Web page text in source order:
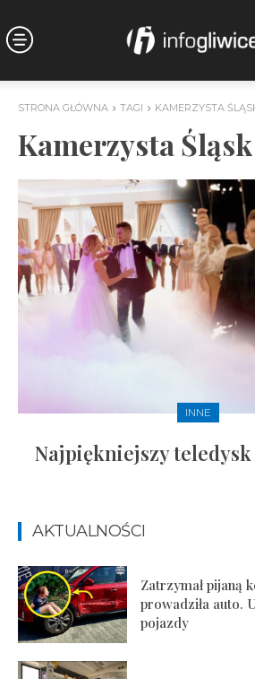
STRONA GŁÓWNA TAGI KAMERZYSTA
Kamerzysta Śląsk
INNE
Najpiękniejszy
AKTUALNOŚCI
Zatrzymał pijaną
prowadziła auto.
pojazdy